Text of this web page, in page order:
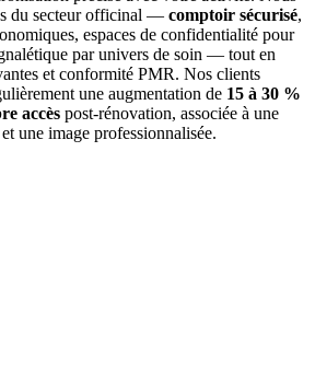
du secteur officinal — comptoir sécurisé,
espaces de confidentialité pour
par univers de soin — tout en
et conformité PMR. Nos clients
une augmentation de 15 à 30 %
accès post-rénovation, associée à une
une image professionnalisée.